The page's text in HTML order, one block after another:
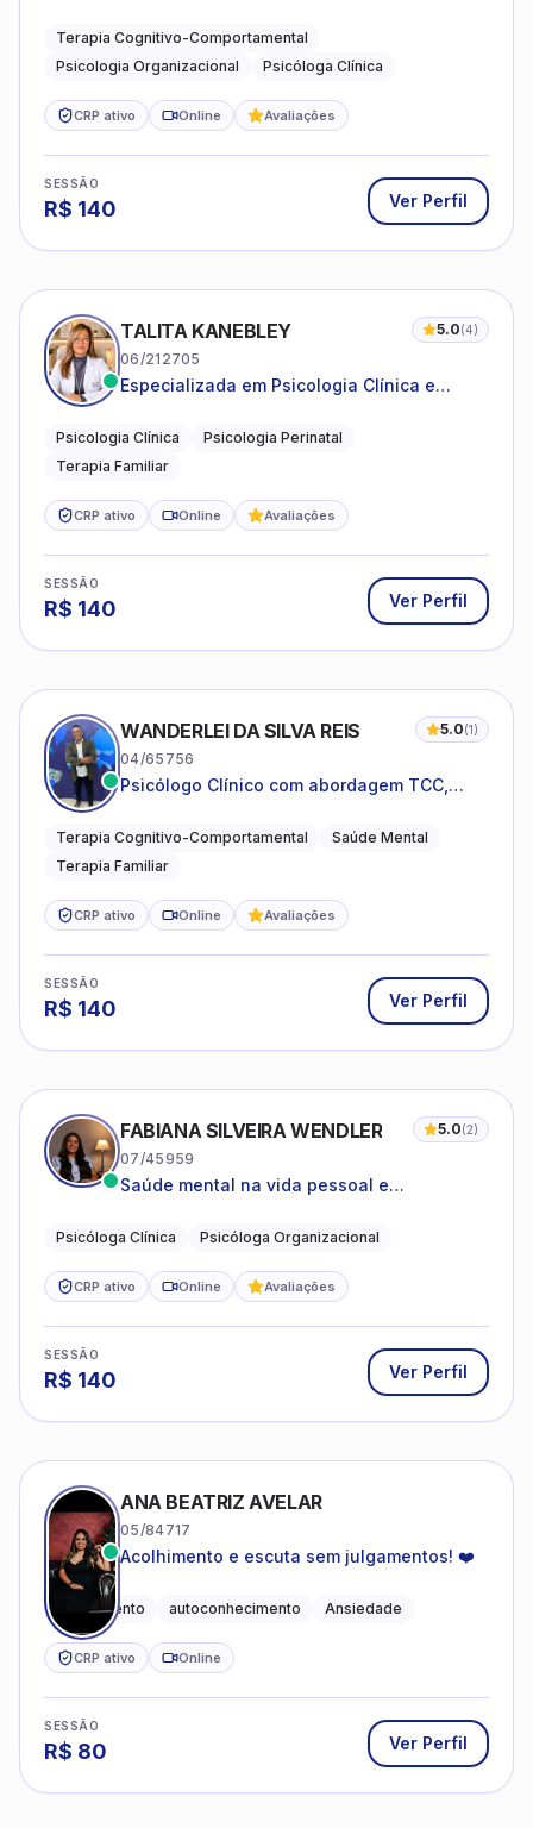
Terapia Cognitivo-Comportamental
Psicologia Organizacional
Psicóloga Clínica
CRP ativo Online Avaliações
SESSÃO
R$ 140 Ver Perfil
TALITA KANEBLEY 5.0(4)
06/212705
Especializada em Psicologia Clínica e
famílias
Psicologia Clínica
Psicologia Perinatal
Terapia Familiar
CRP ativo Online Avaliações
SESSÃO
R$ 140 Ver Perfil
WANDERLEI DA SILVA REIS 5.0(1)
04/65756
Psicólogo Clínico com abordagem TCC,
sistêmica
Terapia Cognitivo-Comportamental
Saúde Mental
Terapia Familiar
CRP ativo Online Avaliações
SESSÃO
R$ 140 Ver Perfil
FABIANA SILVEIRA WENDLER 5.0(2)
07/45959
Saúde mental na vida pessoal e
Psicóloga Clínica Psicóloga Organizacional
CRP ativo Online Avaliações
SESSÃO
R$ 140 Ver Perfil
ANA BEATRIZ AVELAR
05/84717
Acolhimento e escuta sem julgamentos! ❤️
Acolhimento autoconhecimento Ansiedade
CRP ativo Online
SESSÃO
R$ 80 Ver Perfil